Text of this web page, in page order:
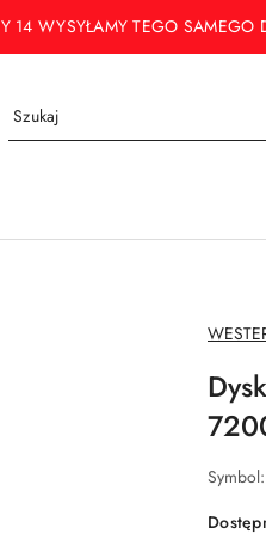
14 WYSYŁAMY TEGO
NAZWA
Symbol: